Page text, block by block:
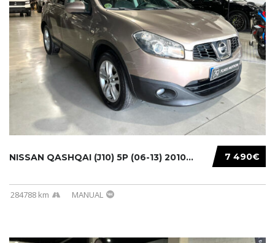
7 490€
NISSAN QASHQAI (J10) 5P (06-13) 2010...
284788 km MANUAL